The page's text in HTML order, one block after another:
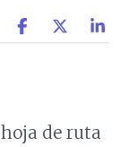
de ruta